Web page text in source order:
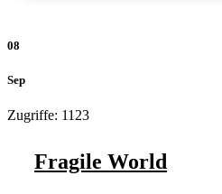
08
Sep
Zugriffe: 1123
Fragile World